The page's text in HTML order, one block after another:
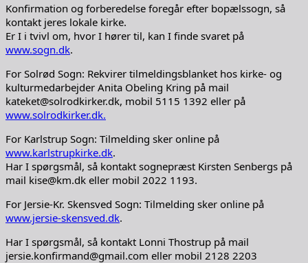
Konfirmation og forberedelse foregår efter bopælssogn, så
kontakt jeres lokale kirke.
Er I i tvivl om, hvor I hører til, kan I finde svaret på
www.sogn.dk.
For Solrød Sogn: Rekvirer tilmeldingsblanket hos kirke- og
kulturmedarbejder Anita Obeling Kring på mail
kateket@solrodkirker.dk, mobil 5115 1392 eller på
www.solrodkirker.dk.
For Karlstrup Sogn: Tilmelding sker online på
www.karlstrupkirke.dk.
Har I spørgsmål, så kontakt sognepræst Kirsten Senbergs på
mail kise@km.dk eller mobil 2022 1193.
For Jersie-Kr. Skensved Sogn: Tilmelding sker online på
www.jersie-skensved.dk.
Har I spørgsmål, så kontakt Lonni Thostrup på mail
jersie.konfirmand@gmail.com eller mobil 2128 2203